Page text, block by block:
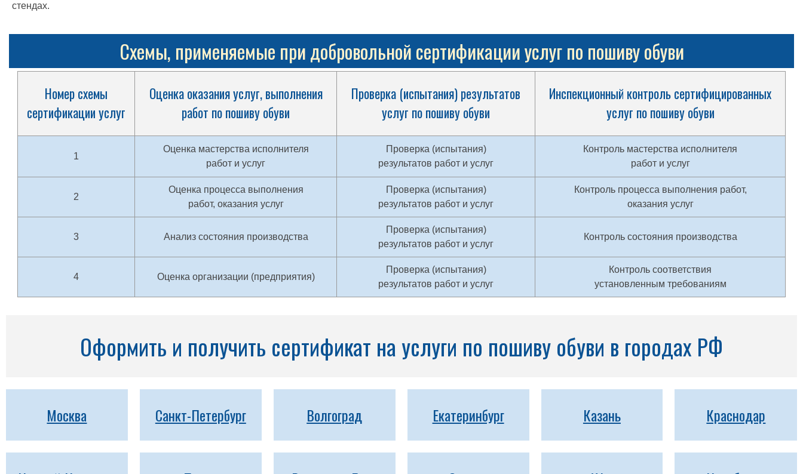
стендах.
Схемы, применяемые при добровольной сертификации услуг по пошиву обуви
Номер схемы
сертификации услуг
Оценка оказания услуг, выполнения
работ по пошиву обуви
Проверка (испытания) результатов
услуг по пошиву обуви
Инспекционный контроль сертифицированных
услуг по пошиву обуви
1
Оценка мастерства исполнителя
работ и услуг
Проверка (испытания)
результатов работ и услуг
Контроль мастерства исполнителя
работ и услуг
2
Оценка процесса выполнения
работ, оказания услуг
Проверка (испытания)
результатов работ и услуг
Контроль процесса выполнения работ,
оказания услуг
3 Анализ состояния производства
Проверка (испытания)
результатов работ и услуг
Контроль состояния производства
4 Оценка организации (предприятия)
Проверка (испытания)
результатов работ и услуг
Контроль соответствия
установленным требованиям
Оформить и получить сертификат на услуги по пошиву обуви в городах РФ
Москва Санкт-Петербург Волгоград Екатеринбург Казань Краснодар